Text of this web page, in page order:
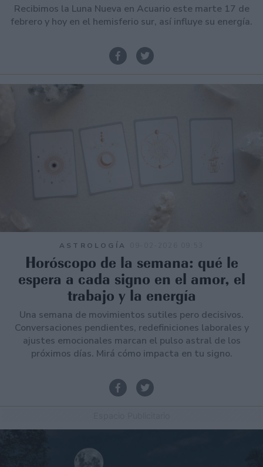
Recibimos la Luna Nueva en Acuario este marte 17 de
febrero y hoy en el hemisferio sur, así influye su energía.
ASTROLOGÍA
Horóscopo de la semana: qué le
espera a cada signo en el amor, el
trabajo y la energía
Una semana de movimientos sutiles pero decisivos.
Conversaciones pendientes, redefiniciones laborales y
ajustes emocionales marcan el pulso astral de los
próximos días. Mirá cómo impacta en tu signo.